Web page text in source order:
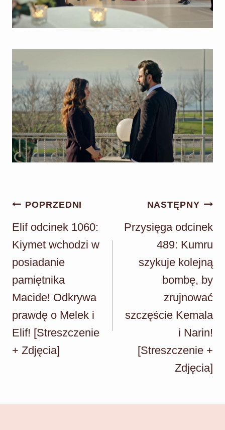
Nawigacja
wpisu
POPRZEDNI
Elif odcinek 1060:
Kiymet wchodzi w
posiadanie
pamiętnika
Macide! Odkrywa
prawdę o Melek i
Elif! [Streszczenie
+ Zdjęcia]
NASTĘPNY
Przysięga odcinek
489: Kumru
szykuje kolejną
bombę, by
zrujnować
szczęście Kemala
i Narin!
[Streszczenie +
Zdjęcia]